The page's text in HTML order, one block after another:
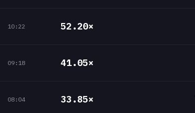
52.20×
10:22
41.05×
09:18
33.85×
08:04